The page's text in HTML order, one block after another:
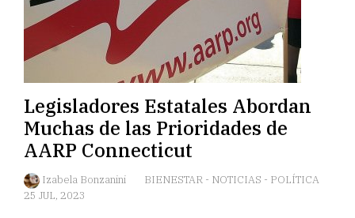
Legisladores Estatales Abordan
Muchas de las Prioridades de
AARP Connecticut
Izabela Bonzanini BIENESTAR - NOTICIAS - POLÍTICA
25 JUL, 2023